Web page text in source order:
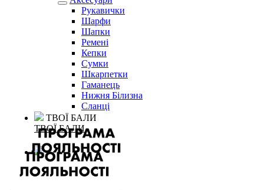
Рукавички
Шарфи
Шапки
Ремені
Кепки
Сумки
Шкарпетки
Гаманець
Нижня Білизна
Сланці
ТВОЇ БАЛИ
ТВОЇ БАЛИ